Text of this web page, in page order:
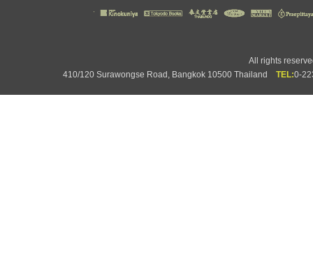
All rights
410/120 Surawongse Road, Bangkok 10500 Thailand TEL:0-